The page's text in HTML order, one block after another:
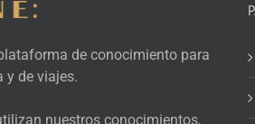
de conocimiento para
y de viajes.
nuestros conocimientos,